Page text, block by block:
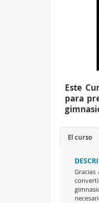
Este
para
El curso
Gracias